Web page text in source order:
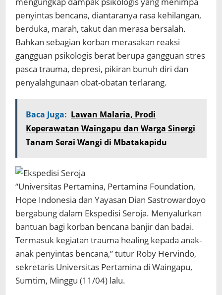
penyintas bencana, diantaranya rasa kehilangan,
berduka, marah, takut dan merasa bersalah.
Bahkan sebagian korban merasakan reaksi
gangguan psikologis berat berupa gangguan stres
pasca trauma, depresi, pikiran bunuh diri dan
penyalahgunaan obat-obatan terlarang.
Baca Juga: Lawan Malaria, Prodi
Keperawatan Waingapu dan Warga Sinergi
Tanam Serai Wangi di Mbatakapidu
“Universitas Pertamina, Pertamina Foundation,
Hope Indonesia dan Yayasan Dian Sastrowardoyo
bergabung dalam Ekspedisi Seroja. Menyalurkan
bantuan bagi korban bencana banjir dan badai.
Termasuk kegiatan trauma healing kepada anak-
anak penyintas bencana,” tutur Roby Hervindo,
sekretaris Universitas Pertamina di Waingapu,
Sumtim, Minggu (11/04) lalu.